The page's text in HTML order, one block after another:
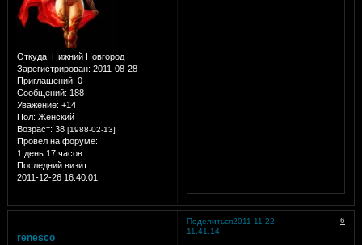
Откуда: Нижний Новгород
Зарегистрирован: 2011-08-28
Приглашений: 0
Сообщений: 188
Уважение: +14
Пол: Женский
Возраст: 38 [1988-02-13]
Провел на форуме:
1 день 17 часов
Последний визит:
2011-12-26 16:40:01
Поделиться 6
2011-11-22
11:41:14
renesco